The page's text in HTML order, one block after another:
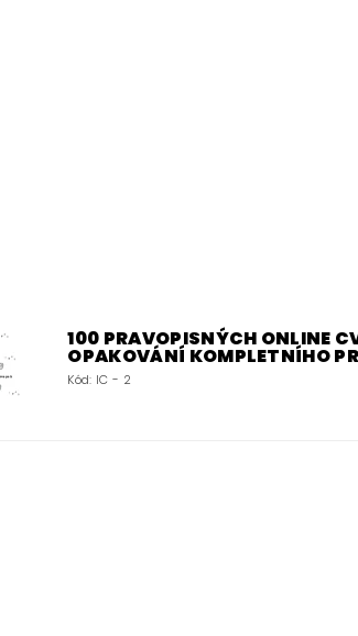
100 PRAVOPISNÝCH ONLINE
OPAKOVÁNÍ KOMPLETNÍHO
Kód: IC - 2